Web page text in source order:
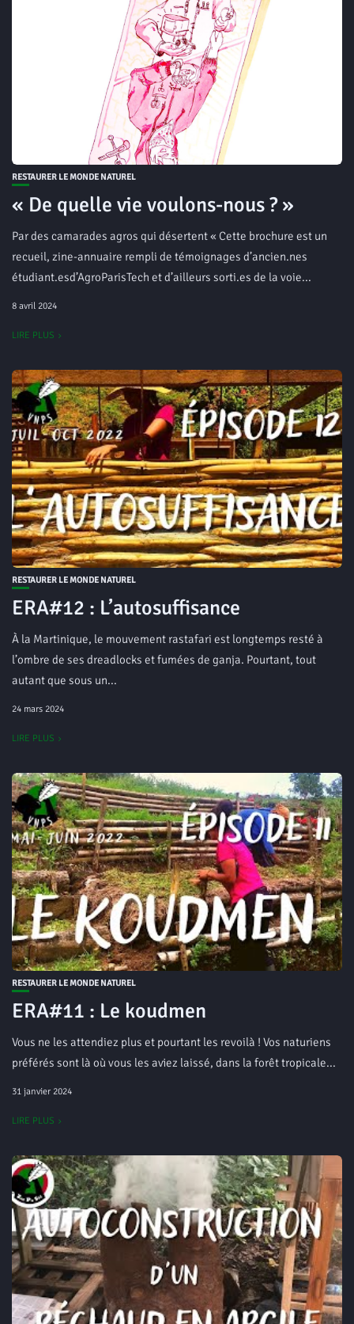
RESTAURER LE MONDE NATUREL
« De quelle vie voulons-nous ? »
Par des camarades agros qui désertent « Cette brochure est un
recueil, zine-annuaire rempli de témoignages d’ancien.nes
étudiant.esd’AgroParisTech et d’ailleurs sorti.es de la voie...
8 avril 2024
LIRE PLUS
RESTAURER LE MONDE NATUREL
ERA#12 : L’autosuffisance
À la Martinique, le mouvement rastafari est longtemps resté à
l’ombre de ses dreadlocks et fumées de ganja. Pourtant, tout
autant que sous un...
24 mars 2024
LIRE PLUS
RESTAURER LE MONDE NATUREL
ERA#11 : Le koudmen
Vous ne les attendiez plus et pourtant les revoilà ! Vos naturiens
préférés sont là où vous les aviez laissé, dans la forêt tropicale...
31 janvier 2024
LIRE PLUS